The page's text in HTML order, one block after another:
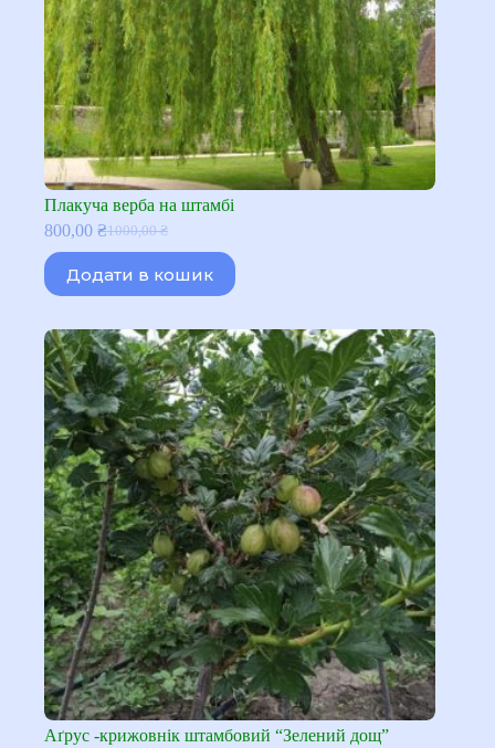
Плакуча верба на штамбі
1000,00₴
Оригінальна
1000,00 ₴.
800,00 ₴Поточна
800,00 ₴.
Додати в кошик
Аґрус -крижовнік штамбовий “Зелений дощ”